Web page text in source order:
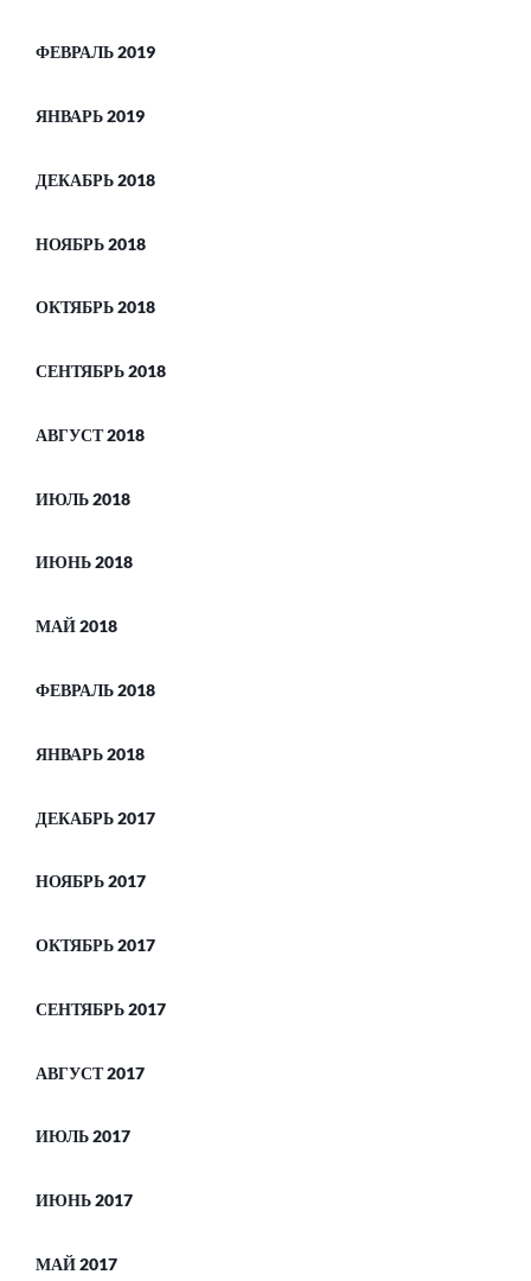
ФЕВРАЛЬ 2019
ЯНВАРЬ 2019
ДЕКАБРЬ 2018
НОЯБРЬ 2018
ОКТЯБРЬ 2018
СЕНТЯБРЬ 2018
АВГУСТ 2018
ИЮЛЬ 2018
ИЮНЬ 2018
МАЙ 2018
ФЕВРАЛЬ 2018
ЯНВАРЬ 2018
ДЕКАБРЬ 2017
НОЯБРЬ 2017
ОКТЯБРЬ 2017
СЕНТЯБРЬ 2017
АВГУСТ 2017
ИЮЛЬ 2017
ИЮНЬ 2017
МАЙ 2017